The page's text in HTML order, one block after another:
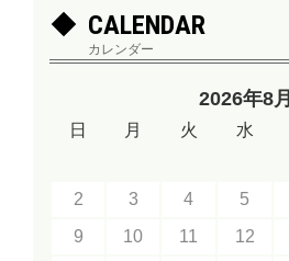
CALENDAR
カレンダー
2026年8月
日 月 火 水
2
3 4 5
9
10 11 12